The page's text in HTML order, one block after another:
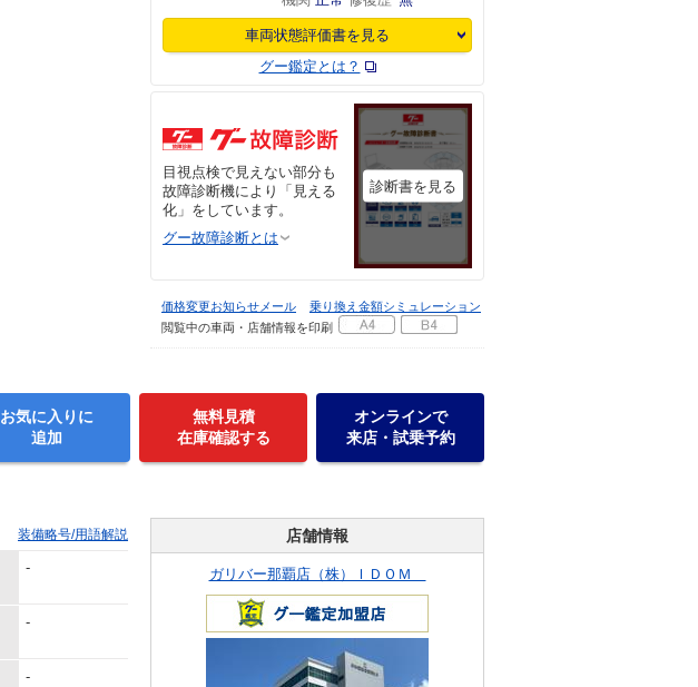
車両状態評価書を見る
グー鑑定とは？
目視点検で見えない部分も
故障診断機により「見える
化」をしています。
グー故障診断とは
診断書を見る
価格変更お知らせメール
乗り換え金額シミュレーション
閲覧中の車両・店舗情報を印刷
お気に入りに
追加
無料見積
在庫確認する
オンラインで
来店・試乗予約
装備略号/用語解説
-
-
-
店舗情報
ガリバー那覇店（株）ＩＤＯＭ